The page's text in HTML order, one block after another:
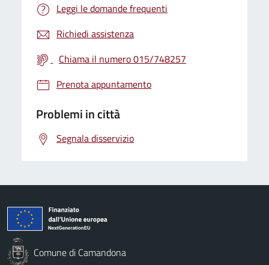
Leggi le domande frequenti
Richiedi assistenza
Chiama il numero 015/748257
Prenota appuntamento
Problemi in città
Segnala disservizio
Comune di Camandona